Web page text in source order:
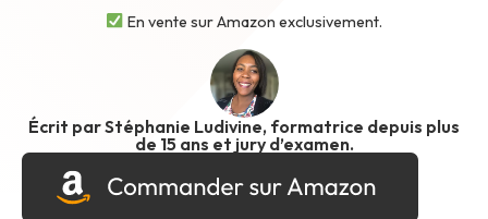
En vente sur Amazon exclusivement.
Écrit par Stéphanie Ludivine, formatrice depuis plus
de 15 ans et jury d’examen.